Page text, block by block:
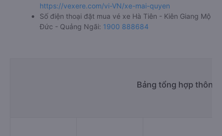
https://vexere.com/vi-VN/xe-mai-quyen
Số điện thoại đặt mua vé xe Hà Tiên - Kiên Giang Mộ
Đức - Quảng Ngãi: 1900 888684
Bảng tổng hợp thông